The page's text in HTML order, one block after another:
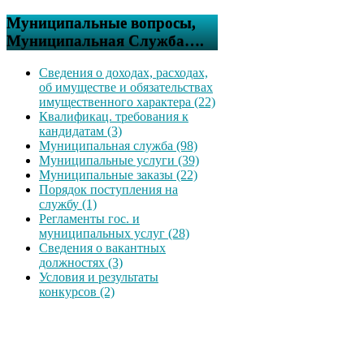
Муниципальные вопросы,
Муниципальная Служба….
Сведения о доходах, расходах,
об имуществе и обязательствах
имущественного характера (22)
Квалификац. требования к
кандидатам (3)
Муниципальная служба (98)
Муниципальные услуги (39)
Муниципальные заказы (22)
Порядок поступления на
службу (1)
Регламенты гос. и
муниципальных услуг (28)
Сведения о вакантных
должностях (3)
Условия и результаты
конкурсов (2)